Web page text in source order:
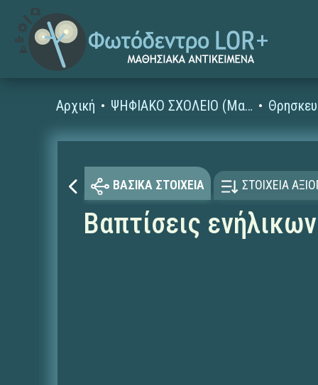
Αρχική ΨΗΦΙΑΚΟ ΣΧΟΛΕΙΟ (Μαθησιακά Αντικείμενα)
ΒΑΣΙΚΑ ΣΤΟΙΧΕΙΑ ΣΤΟΙΧΕΙΑ
Βαπτίσεις